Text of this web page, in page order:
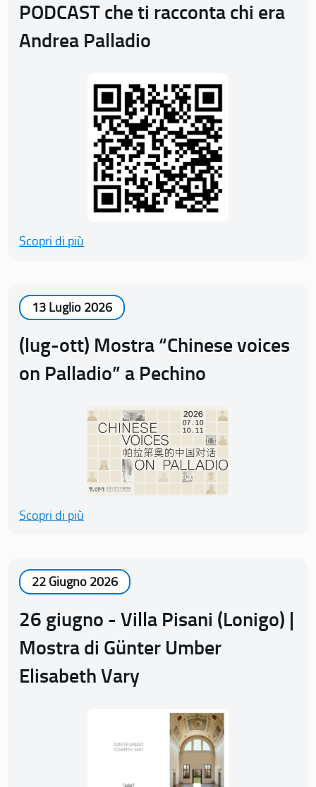
PODCAST che ti racconta chi era
Andrea Palladio
Scopri di più
13 Luglio 2026
(lug-ott) Mostra “Chinese voices
on Palladio” a Pechino
Scopri di più
22 Giugno 2026
26 giugno - Villa Pisani (Lonigo) |
Mostra di Günter Umber
Elisabeth Vary